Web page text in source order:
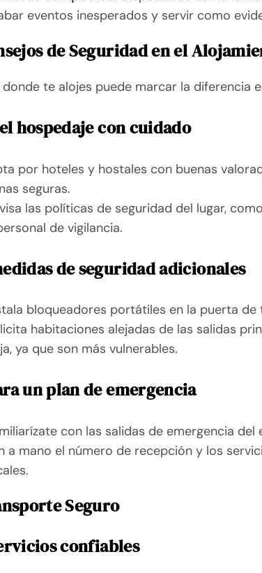
eventos inesperados y servir como
de Seguridad en el
donde te alojes puede marcar la diferencia
hospedaje con cuidado
por hoteles y hostales con buenas
seguras.
las políticas de seguridad del lugar,
de vigilancia.
de seguridad adicionales
bloqueadores portátiles en la puerta de
habitaciones alejadas de las salidas
ya que son más vulnerables.
un plan de emergencia
con las salidas de emergencia del
a mano el número de recepción y los
Seguro
confiables